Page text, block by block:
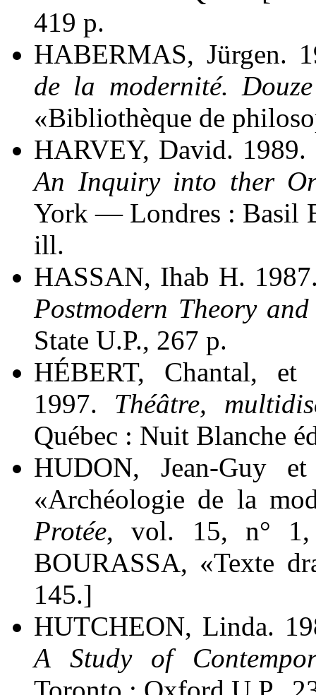
419 p.
HABERMAS, Jürgen.
de la modernité. Douze
«Bibliothèque de
HARVEY, David. 1989.
An Inquiry into ther
York — Londres : Basil
ill.
HASSAN, Ihab H.
Postmodern Theory
State U.P., 267 p.
HÉBERT, Chantal, et
1997. Théâtre,
Québec : Nuit Blanche
HUDON, Jean-Guy
«Archéologie de la
Protée, vol. 15, n°
BOURASSA, «Texte
145.]
HUTCHEON, Linda.
A Study of